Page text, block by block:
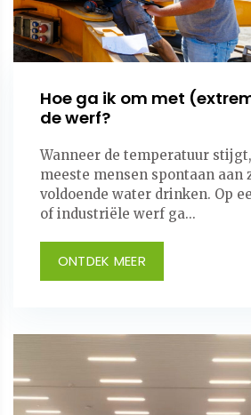
Hoe ga ik om met
de werf?
Wanneer de temperatuur
meeste mensen spontaan aan
voldoende water drinken. Op
of industriële werf ga...
ONTDEK MEER